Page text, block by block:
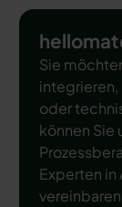
Sie
integrieren,
oder
können Sie
Experten in